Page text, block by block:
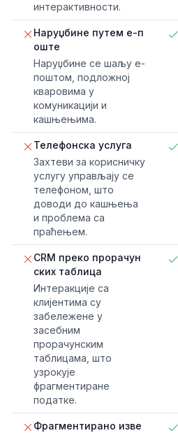
интерактивности.
Наруџбине путем е-п
оште
Наруџбине се шаљу е-
поштом, подложној
кваровима у
комуникацији и
кашњењима.
Телефонска услуга
Захтеви за корисничку
услугу управљају се
телефоном, што
доводи до кашњења
и проблема са
праћењем.
CRM преко прорачун
ских таблица
Интеракције са
клијентима су
забележене у
засебним
прорачунским
таблицама, што
узрокује
фрагментиране
податке.
Фрагментирано изве